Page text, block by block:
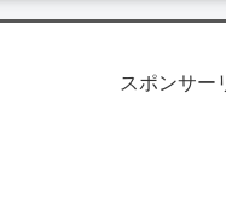
スポンサー